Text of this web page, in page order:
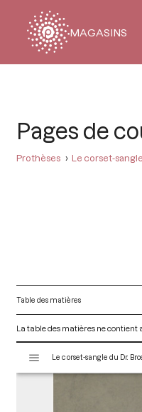
MAGASINS
Pages de
Prothèses Le corset-
Table des matières
La table des matières ne contient
s